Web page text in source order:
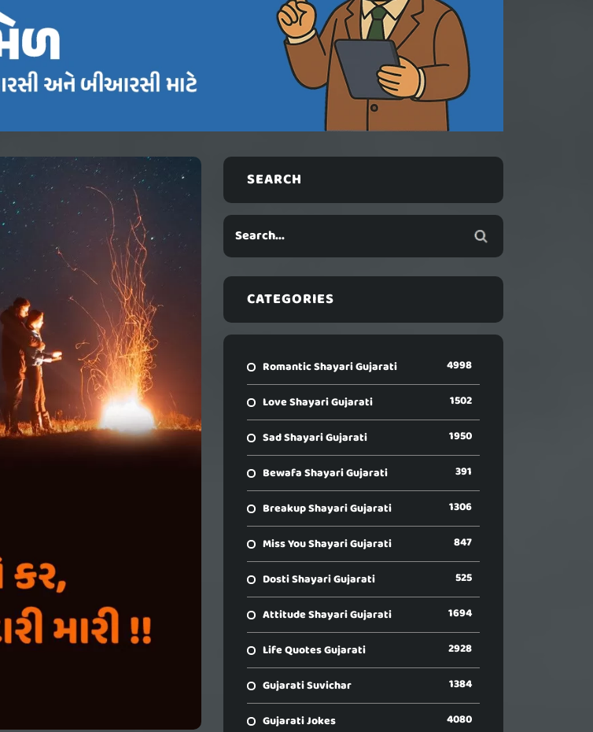
SEARCH
CATEGORIES
Romantic Shayari Gujarati 4998
Love Shayari Gujarati 1502
Sad Shayari Gujarati 1950
Bewafa Shayari Gujarati 391
Breakup Shayari Gujarati 1306
Miss You Shayari Gujarati 847
Dosti Shayari Gujarati 525
Attitude Shayari Gujarati 1694
Life Quotes Gujarati 2928
Gujarati Suvichar 1384
Gujarati Jokes 4080